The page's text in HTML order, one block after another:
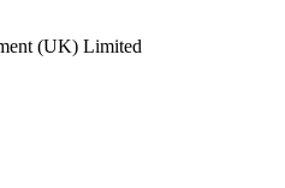
(UK) Limited